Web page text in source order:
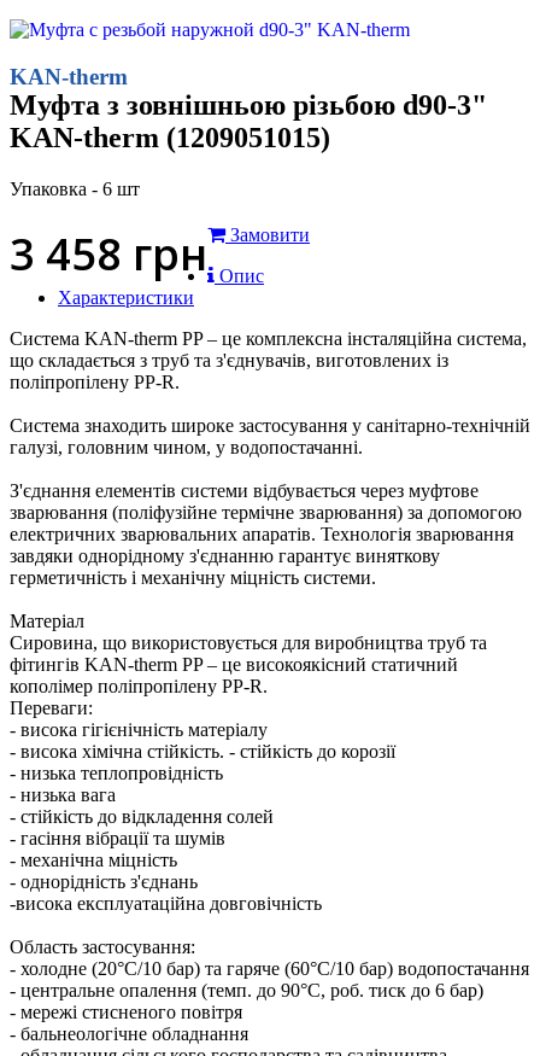
KAN-therm
Муфта з зовнішньою різьбою d90-3"
KAN-therm (1209051015)
Упаковка - 6 шт
3 458 грн
Замовити
Опис
Характеристики
Система KAN-therm PP – це комплексна інсталяційна система,
що складається з труб та з'єднувачів, виготовлених із
поліпропілену PP-R.
Система знаходить широке застосування у санітарно-технічній
галузі, головним чином, у водопостачанні.
З'єднання елементів системи відбувається через муфтове
зварювання (поліфузійне термічне зварювання) за допомогою
електричних зварювальних апаратів. Технологія зварювання
завдяки однорідному з'єднанню гарантує виняткову
герметичність і механічну міцність системи.
Матеріал
Сировина, що використовується для виробництва труб та
фітингів KAN-therm PP – це високоякісний статичний
кополімер поліпропілену PP-R.
Переваги: ​​
- висока гігієнічність матеріалу
- висока хімічна стійкість. - стійкість до корозії
- низька теплопровідність
- низька вага
- стійкість до відкладення солей
- гасіння вібрації та шумів
- механічна міцність
- однорідність з'єднань
-висока експлуатаційна довговічність
Область застосування:
- холодне (20°C/10 бар) та гаряче (60°C/10 бар) водопостачання
- центральне опалення (темп. до 90°C, роб. тиск до 6 бар)
- мережі стисненого повітря
- бальнеологічне обладнання